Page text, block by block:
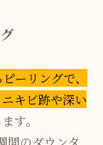
ーリングで、
キビ跡や深い
す。